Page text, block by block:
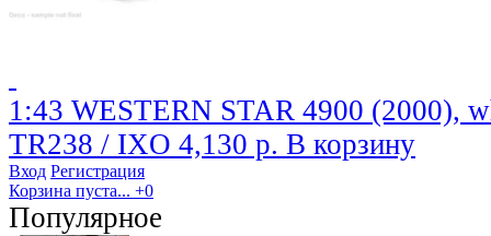
1:43 WESTERN STAR 4900 (2000),
TR238 / IXO 4,130 р. В корзину
Вход Регистрация
Корзина пуста... +0
Популярное